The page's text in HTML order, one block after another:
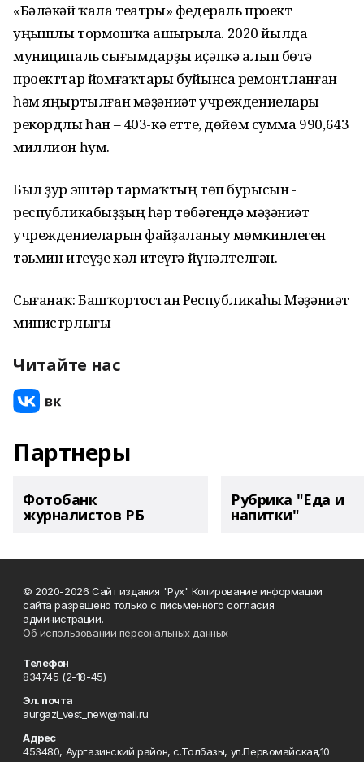
«Бәләкәй ҡала театры» федераль проект
уңышлы тормошҡа ашырыла. 2020 йылда
муниципаль сығымдарҙы иҫәпкә алып бөтә
проекттар йомғаҡтары буйынса ремонтланған
һәм яңыртылған мәҙәниәт учреждениелары
рекордлы һан – 403-кә етте, дөйөм сумма 990,643
миллион һум.
Был ҙур эштәр тармаҡтың төп бурысын -
республикабыҙҙың һәр төбәгендә мәҙәниәт
учреждениеларын файҙаланыу мөмкинлеген
тәьмин итеүҙе хәл итеүгә йүнәлтелгән.
Сығанаҡ: Башҡортостан Республикаһы Мәҙәниәт
министрлығы
Читайте нас
Партнеры
Фотобанк
журналистов РБ
Рубрика "Еда и
напитки"
© 2020-2026 Сайт издания "Рух" Копирование информации
сайта разрешено только с письменного согласия
администрации.
Об использовании персональных данных
Телефон
834745 (2-18-45)
Эл. почта
aurgazi_vest_new@mail.ru
Адрес
453480, Аургазинский район, с.Толбазы, ул.Первомайская,10